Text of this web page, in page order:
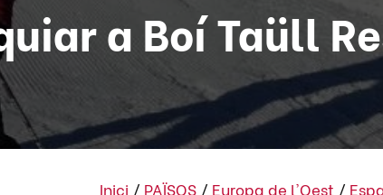
a Boí Taüll
Inici / PAÏSOS / Europa de l'Oest /